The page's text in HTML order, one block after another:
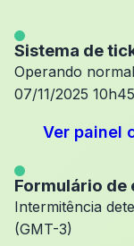
Sistema de
Operando
07/11/2025 10h45
Ver painel
Formulário de
Intermitência
(GMT-3)